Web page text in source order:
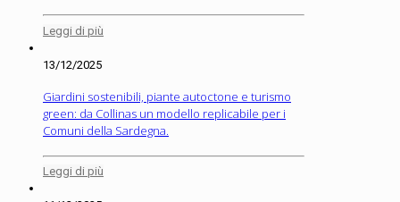
Leggi di più
13/12/2025
Giardini sostenibili, piante autoctone e turismo
green: da Collinas un modello replicabile per i
Comuni della Sardegna.
Leggi di più